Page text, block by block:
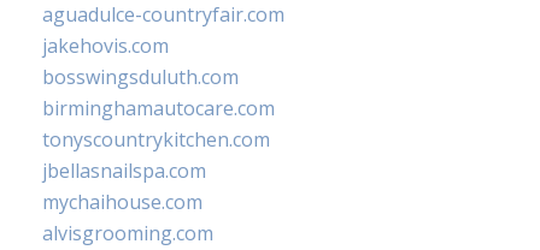
aguadulce-countryfair.com
jakehovis.com
bosswingsduluth.com
birminghamautocare.com
tonyscountrykitchen.com
jbellasnailspa.com
mychaihouse.com
alvisgrooming.com